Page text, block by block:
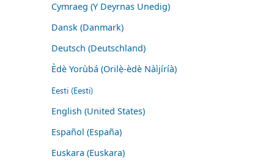
Cymraeg (Y Deyrnas Unedig)
Dansk (Danmark)
Deutsch (Deutschland)
Èdè Yorùbá (Orilẹ̀-èdè Nàìjíríà)
Eesti (Eesti)
English (United States)
Español (España)
Euskara (Euskara)